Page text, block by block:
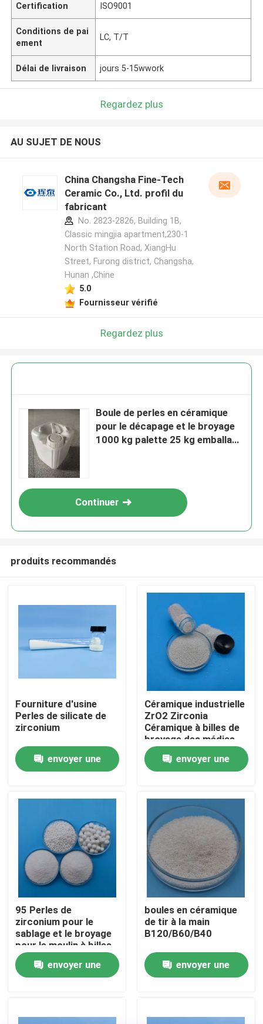
Aperçu
Produits
A propos de nous
Contrôle de la qualité
Contact
Demande de soumission
Médias de soufflage en céramique
Soufflage en céramique de perle
Abrasif de soufflage en céramique
Certification ISO9001
Conditions de pai
ement
LC, T/T
Délai de livraison jours 5-15wwork
Regardez plus
AU SUJET DE NOUS
China Changsha Fine-Tech
Ceramic Co., Ltd. profil du
fabricant
No. 2823-2826, Building 1B,
Classic mingjia apartment,230-1
North Station Road, XiangHu
Street, Furong district, Changsha,
Hunan ,Chine
5.0
Fournisseur vérifié
Regardez plus
Boule de perles en céramique
pour le décapage et le broyage
1000 kg palette 25 kg emballage
Continuer
produits recommandés
Fourniture d'usine
Perles de silicate de
zirconium
envoyer une
Céramique industrielle
ZrO2 Zirconia
Céramique à billes de
broyage des médias
de silicate de
zirconiumenvoyer une
95 Perles de
zirconium pour le
sablage et le broyage
pour le moulin à billes
planétaire
envoyer une
boules en céramique
de tir à la main
B120/B60/B40
envoyer une